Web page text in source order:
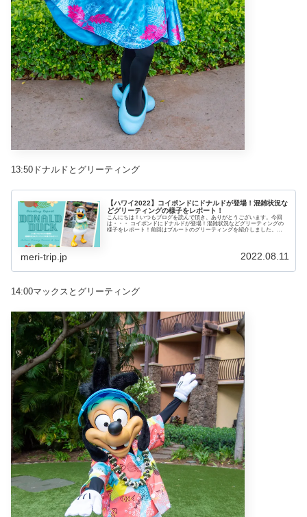
13:50ドナルドとグリーティング
【ハワイ2022】コイポンドにドナルドが登場！混雑状況な
どグリーティングの様子をレポート！
こんにちは！いつもブログを読んで頂き、ありがとうございます。今回
は・・・ コイポンドにドナルドが登場！混雑状況などグリーティングの
様子をレポート！前回はプルートのグリーティングを紹介しました。
meri-trip.jp 2022.08.11
14:00マックスとグリーティング